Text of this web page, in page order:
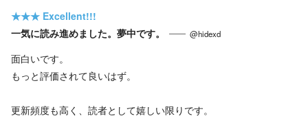
★★★ Excellent!!!
一気に読み進めました。夢中です。
@hidexd
面白いです。
もっと評価されて良いはず。
更新頻度も高く、読者として嬉しい限りです。